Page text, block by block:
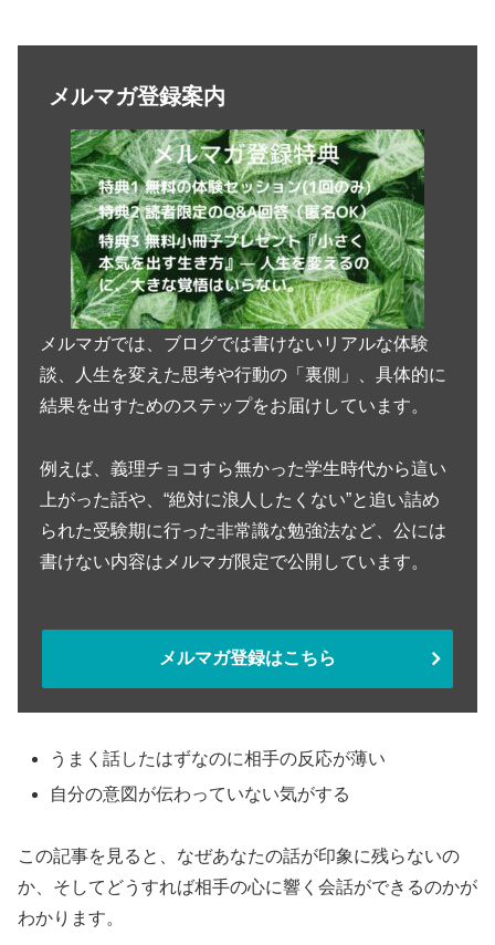
メルマガ登録案内
メルマガでは、ブログでは書けないリアルな体験
談、人生を変えた思考や行動の「裏側」、具体的に
結果を出すためのステップをお届けしています。
例えば、義理チョコすら無かった学生時代から這い
上がった話や、“絶対に浪人したくない”と追い詰め
られた受験期に行った非常識な勉強法など、公には
書けない内容はメルマガ限定で公開しています。
メルマガ登録はこちら
うまく話したはずなのに相手の反応が薄い
自分の意図が伝わっていない気がする
この記事を見ると、なぜあなたの話が印象に残らないの
か、そしてどうすれば相手の心に響く会話ができるのかが
わかります。